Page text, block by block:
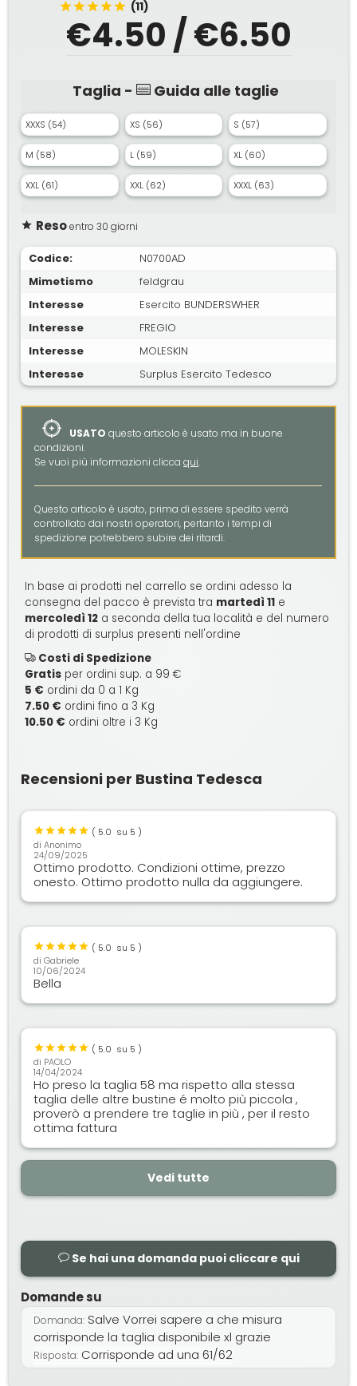
(11)
€4.50 / €6.50
Taglia - Guida alle taglie
XXXS (54) XS (56) S (57)
M (58) L (59) XL (60)
XXL (61) XXL (62) XXXL (63)
Resoentro 30 giorni
Codice:
N0700AD
Mimetismo
feldgrau
Interesse
Esercito BUNDERSWHER
Interesse
FREGIO
Interesse
MOLESKIN
Interesse
Surplus Esercito Tedesco
USATO questo articolo è usato ma in buone
condizioni.
Se vuoi più informazioni cliccaqui.
Questo articolo é usato, prima di essere spedito verrà
controllato dai nostri operatori, pertanto i tempi di
spedizione potrebbero subire dei ritardi.
In base ai prodotti nel carrello se ordini adesso la
consegna del pacco è prevista tra martedì 11 e
mercoledì 12 a seconda della tua località e del numero
di prodotti di surplus presenti nell'ordine
Costi di Spedizione
Gratis per ordini sup. a 99 €
5 € ordini da 0 a 1 Kg
7.50 € ordini fino a 3 Kg
10.50 € ordini oltre i 3 Kg
Recensioni per Bustina Tedesca
( 5.0 su 5 )
diAnonimo
24/09/2025
Ottimo prodotto. Condizioni ottime, prezzo
onesto. Ottimo prodotto nulla da aggiungere.
( 5.0 su 5 )
diGabriele
10/06/2024
Bella
( 5.0 su 5 )
di PAOLO
14/04/2024
Ho preso la taglia 58 ma rispetto alla stessa
taglia delle altre bustine é molto più piccola ,
proverò a prendere tre taglie in più , per il resto
ottima fattura
Vedi tutte
Se hai una domanda puoi cliccare qui
Domande su
Domanda: Salve Vorrei sapere a che misura
corrisponde la taglia disponibile xl grazie
Risposta: Corrisponde ad una 61/62